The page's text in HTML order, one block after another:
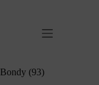
(93)